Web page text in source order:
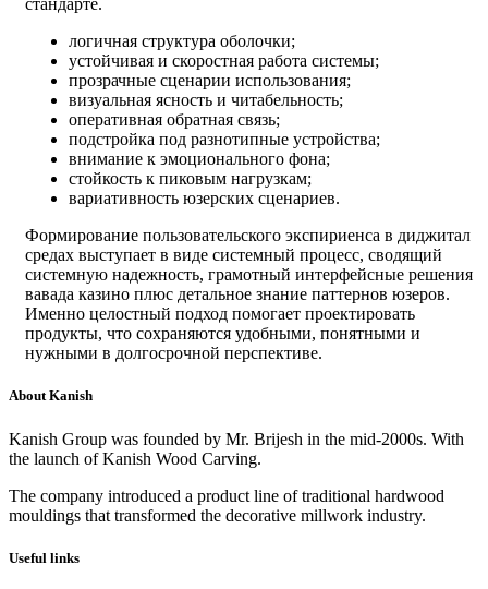
стандарте.
логичная структура оболочки;
устойчивая и скоростная работа системы;
прозрачные сценарии использования;
визуальная ясность и читабельность;
оперативная обратная связь;
подстройка под разнотипные устройства;
внимание к эмоционального фона;
стойкость к пиковым нагрузкам;
вариативность юзерских сценариев.
Формирование пользовательского экспириенса в диджитал
средах выступает в виде системный процесс, сводящий
системную надежность, грамотный интерфейсные решения
вавада казино плюс детальное знание паттернов юзеров.
Именно целостный подход помогает проектировать
продукты, что сохраняются удобными, понятными и
нужными в долгосрочной перспективе.
About Kanish
Kanish Group was founded by Mr. Brijesh in the mid-2000s. With
the launch of Kanish Wood Carving.
The company introduced a product line of traditional hardwood
mouldings that transformed the decorative millwork industry.
Useful links